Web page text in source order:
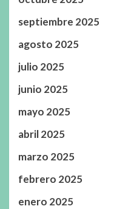
septiembre 2025
agosto 2025
julio 2025
junio 2025
mayo 2025
abril 2025
marzo 2025
febrero 2025
enero 2025